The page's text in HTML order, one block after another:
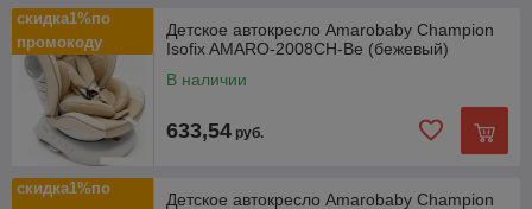
скидка1%по
промокоду
Детское автокресло Amarobaby Champion
Isofix AMARO-2008CH-Be (бежевый)
В наличии
633,54 руб.
скидка1%по
Детское автокресло Amarobaby Champion